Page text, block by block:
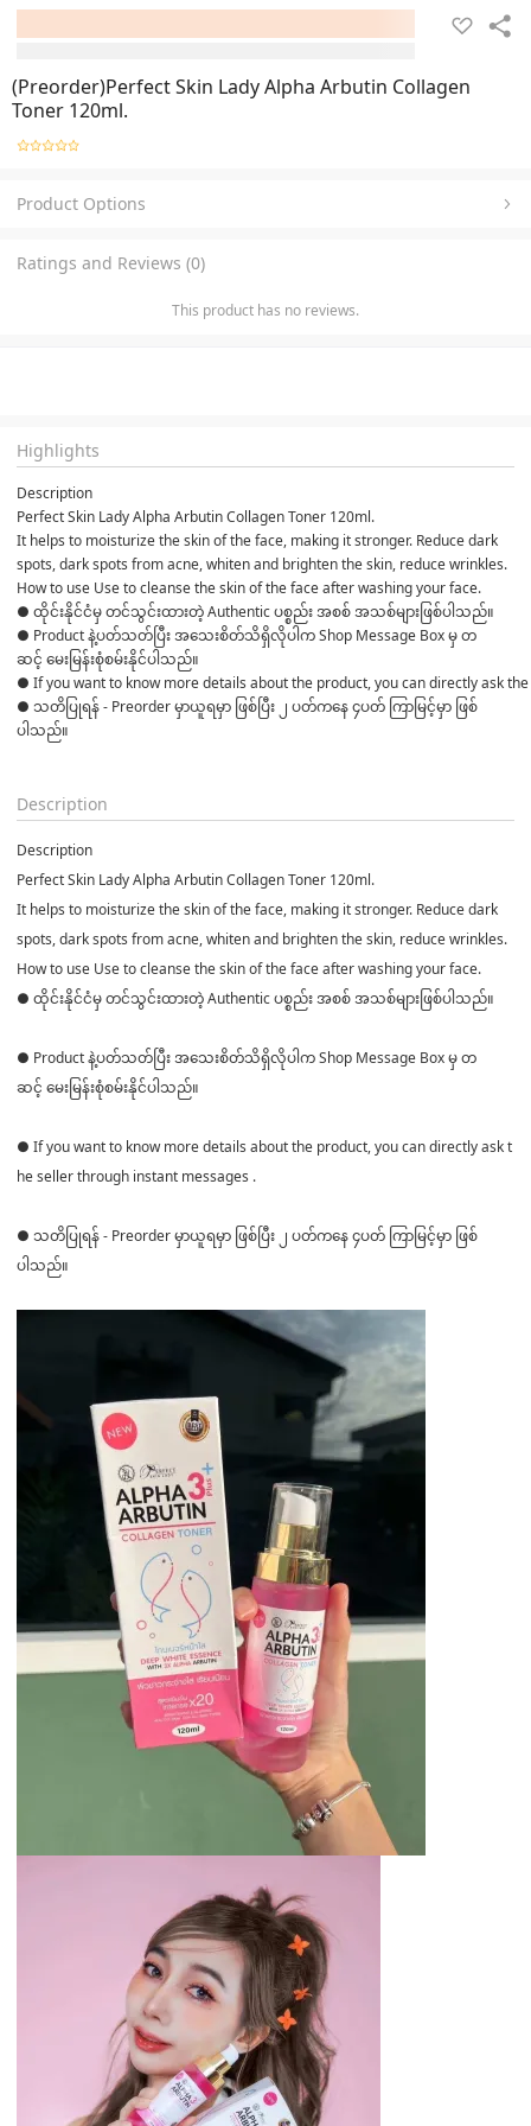
(Preorder)Perfect Skin Lady Alpha Arbutin Collagen
Toner 120ml.
Product Options
Ratings and Reviews (0)
This product has no reviews.
Highlights
Description
Perfect Skin Lady Alpha Arbutin Collagen Toner 120ml.
It helps to moisturize the skin of the face, making it stronger. Reduce dark
spots, dark spots from acne, whiten and brighten the skin, reduce wrinkles.
How to use Use to cleanse the skin of the face after washing your face.
● ထိုင်းနိုင်ငံမှ တင်သွင်းထားတဲ့ Authentic ပစ္စည်း အစစ် အသစ်များဖြစ်ပါသည်။
● Product နဲ့ပတ်သတ်ပြီး အသေးစိတ်သိရှိလိုပါက Shop Message Box မှ တ
ဆင့် မေးမြန်းစုံစမ်းနိုင်ပါသည်။
● If you want to know more details about the product, you can directly ask
● သတိပြုရန် - Preorder မှာယူရမှာ ဖြစ်ပြီး ၂ ပတ်ကနေ ၄ပတ် ကြာမြင့်မှာ ဖြစ်
ပါသည်။
Description
Description
Perfect Skin Lady Alpha Arbutin Collagen Toner 120ml.
It helps to moisturize the skin of the face, making it stronger. Reduce dark
spots, dark spots from acne, whiten and brighten the skin, reduce wrinkles.
How to use Use to cleanse the skin of the face after washing your face.
● ထိုင်းနိုင်ငံမှ တင်သွင်းထားတဲ့ Authentic ပစ္စည်း အစစ် အသစ်များဖြစ်ပါသည်။
● Product နဲ့ပတ်သတ်ပြီး အသေးစိတ်သိရှိလိုပါက Shop Message Box မှ တ
ဆင့် မေးမြန်းစုံစမ်းနိုင်ပါသည်။
● If you want to know more details about the product, you can directly ask t
he seller through instant messages .
● သတိပြုရန် - Preorder မှာယူရမှာ ဖြစ်ပြီး ၂ ပတ်ကနေ ၄ပတ် ကြာမြင့်မှာ ဖြစ်
ပါသည်။